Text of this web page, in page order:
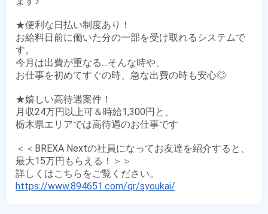
★便利な日払い制度あり！
お給料日前に働いた分の一部を受け取れるシステムで
す。
今月は出費が重なる…そんな時や、
お仕事を初めてすぐの時、急な出費の時も安心◎
★嬉しい高待遇案件！
月収24万円以上可＆時給1,300円と、
栃木県エリアでは高待遇のお仕事です
＜＜BREXA Nextの社員になってお友達を紹介すると、
最大15万円もらえる！＞＞
https://www.894651.com/qr/syoukai/